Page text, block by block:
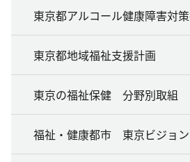
東京都アルコール健康障害対
東京都地域福祉支援計画
東京の福祉保健 分野別取組
福祉・健康都市 東京ビジョン